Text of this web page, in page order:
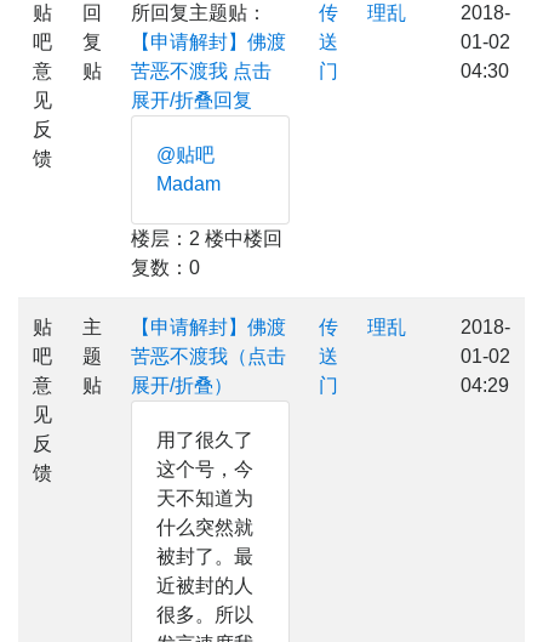
贴
吧
意
见
反
馈
回
复
贴
所回复主题贴：
【申请解封】佛渡
苦恶不渡我 点击
展开/折叠回复
@贴吧
Madam
楼层：2 楼中楼回
复数：0
传
送
门
理乱
2018-
01-02
04:30
贴
吧
意
见
反
馈
主
题
贴
【申请解封】佛渡
苦恶不渡我（点击
展开/折叠）
用了很久了
这个号，今
天不知道为
什么突然就
被封了。最
近被封的人
很多。所以
传
送
门
理乱
2018-
01-02
04:29